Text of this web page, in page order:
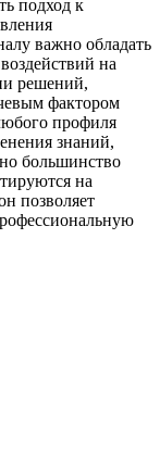
подход к
важно обладать
на
решений,
фактором
профиля
знаний,
большинство
на
позволяет